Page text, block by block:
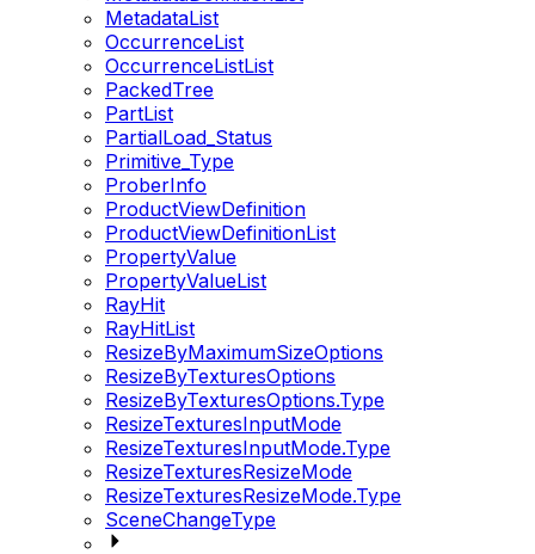
MetadataList
OccurrenceList
OccurrenceListList
PackedTree
PartList
PartialLoad_Status
Primitive_Type
ProberInfo
ProductViewDefinition
ProductViewDefinitionList
PropertyValue
PropertyValueList
RayHit
RayHitList
ResizeByMaximumSizeOptions
ResizeByTexturesOptions
ResizeByTexturesOptions.Type
ResizeTexturesInputMode
ResizeTexturesInputMode.Type
ResizeTexturesResizeMode
ResizeTexturesResizeMode.Type
SceneChangeType